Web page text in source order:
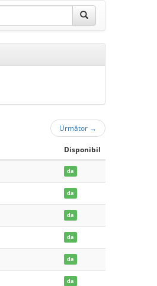
Următor →
Disponibil
da
da
da
da
da
da